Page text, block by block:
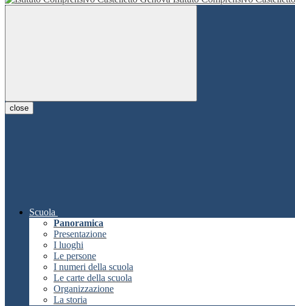
close
Scuola
Panoramica
Presentazione
I luoghi
Le persone
I numeri della scuola
Le carte della scuola
Organizzazione
La storia